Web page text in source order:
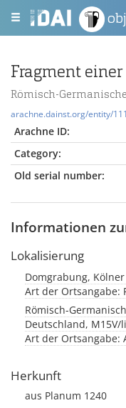
Fragment
Römisch-
arachne.dainst.org/entity/
Arachne ID:
Category:
Old serial number:
Informationen
Lokalisierung
Domgrabung,
Art der Ortsangabe:
Römisch-
Deutschland,
Art der Ortsangabe:
Herkunft
aus Planum 1240